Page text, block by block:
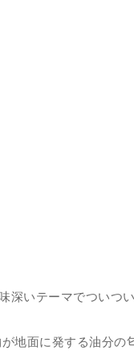
深いテーマでついつ
地面に発する油分の